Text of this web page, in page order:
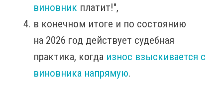
виновник платит!",
в конечном итоге и по состоянию
на 2026 год действует судебная
практика, когда износ взыскивается с
виновника напрямую.